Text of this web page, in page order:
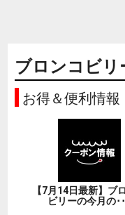
ブロンコビリ
お得＆便利情報
【7月14日最新】ブ
ビリーの今月の･